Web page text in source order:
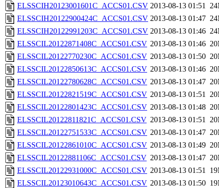
ELSSCIH20123001601C_ACCS01.CSV 2013-08-13 01:51
ELSSCIH20122900424C_ACCS01.CSV 2013-08-13 01:47
ELSSCIH20122991203C_ACCS01.CSV 2013-08-13 01:46
ELSSCIL20122871408C_ACCS01.CSV 2013-08-13 01:46
ELSSCIL20122770230C_ACCS01.CSV 2013-08-13 01:50
ELSSCIL20122850613C_ACCS01.CSV 2013-08-13 01:46
ELSSCIL20122780628C_ACCS01.CSV 2013-08-13 01:47
ELSSCIL20122821519C_ACCS01.CSV 2013-08-13 01:51
ELSSCIL20122801423C_ACCS01.CSV 2013-08-13 01:48
ELSSCIL20122811821C_ACCS01.CSV 2013-08-13 01:51
ELSSCIL20122751533C_ACCS01.CSV 2013-08-13 01:47
ELSSCIL20122861010C_ACCS01.CSV 2013-08-13 01:49
ELSSCIL20122881106C_ACCS01.CSV 2013-08-13 01:47
ELSSCIL20122931000C_ACCS01.CSV 2013-08-13 01:51
ELSSCIL20123010643C_ACCS01.CSV 2013-08-13 01:50